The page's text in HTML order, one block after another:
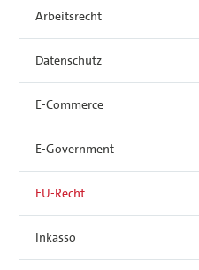
Arbeitsrecht
Datenschutz
E-Commerce
E-Government
EU-Recht
Inkasso